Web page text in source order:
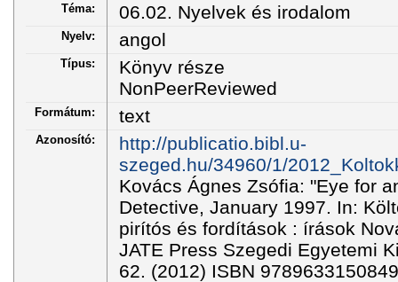
Téma: 06.02. Nyelvek és irodalom
Nyelv: angol
Típus:
Könyv része
NonPeerReviewed
Formátum: text
Azonosító:
http://publicatio.bibl.u-
szeged.hu/34960/1/
Kovács Ágnes Zsófia: "Eye for
Detective, January 1997. In:
pirítós és fordítások : írások
JATE Press Szegedi Egyetemi
62. (2012) ISBN 9789633150849